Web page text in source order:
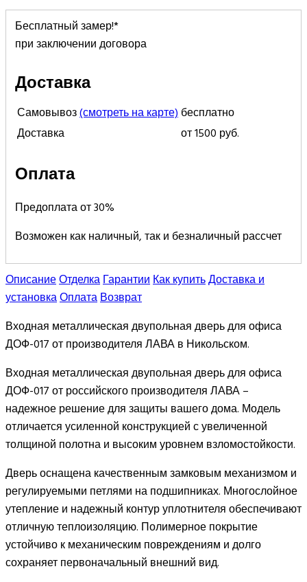
Бесплатный замер!*
при заключении договора
Доставка
Самовывоз(смотреть на карте)бесплатно
Доставка
от 1500 руб.
Оплата
Предоплата от 30%
Возможен как наличный, так и безналичный рассчет
ОписаниеОтделкаГарантииКак купитьДоставка и
установкаОплатаВозврат
Входная металлическая двупольная дверь для офиса
ДОФ-017 от производителя ЛАВА в Никольском.
Входная металлическая двупольная дверь для офиса
ДОФ-017 от российского производителя ЛАВА –
надежное решение для защиты вашего дома. Модель
отличается усиленной конструкцией с увеличенной
толщиной полотна и высоким уровнем взломостойкости.
Дверь оснащена качественным замковым механизмом и
регулируемыми петлями на подшипниках. Многослойное
утепление и надежный контур уплотнителя обеспечивают
отличную теплоизоляцию. Полимерное покрытие
устойчиво к механическим повреждениям и долго
сохраняет первоначальный внешний вид.